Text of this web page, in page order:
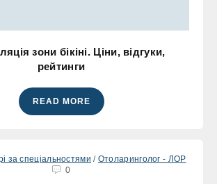
зони бікіні. Ціни, відгуки,
рейтинги
READ MORE
за спеціальностями / Отоларинголог - ЛОР
0